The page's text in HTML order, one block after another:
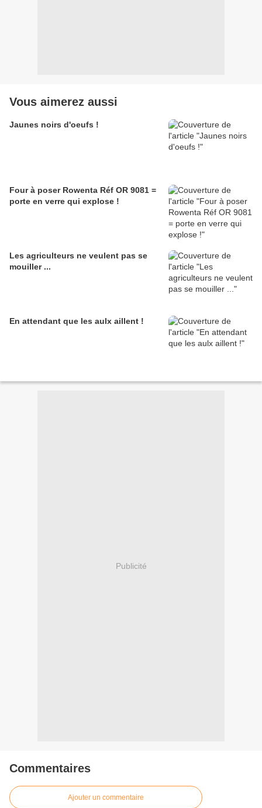
Vous aimerez aussi
Jaunes noirs d'oeufs !
Four à poser Rowenta Réf OR 9081 =
porte en verre qui explose !
Les agriculteurs ne veulent pas se
mouiller ...
En attendant que les aulx aillent !
Publicité
Commentaires
Ajouter un commentaire